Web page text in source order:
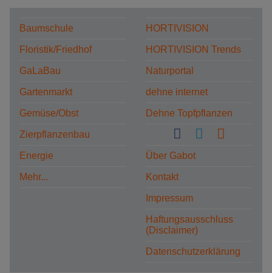
Baumschule
Floristik/Friedhof
GaLaBau
Gartenmarkt
Gemüse/Obst
Zierpflanzenbau
Energie
Mehr...
HORTIVISION
HORTIVISION Trends
Naturportal
dehne internet
Dehne Topfpflanzen
Über Gabot
Kontakt
Impressum
Haftungsausschluss
(Disclaimer)
Datenschutzerklärung